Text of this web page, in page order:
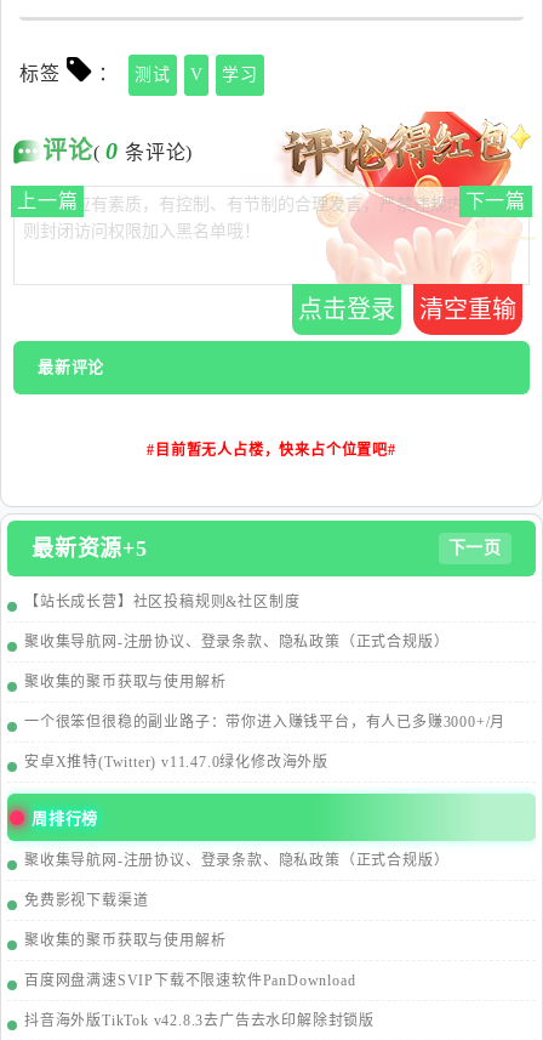
上一篇 下一篇
标签 ： 测试 V 学习
评论(0 条评论)
点击登录 清空重输
最新评论
#目前暂无人占楼，快来占个位置吧#
最新资源+5 下一页
【站长成长营】社区投稿规则&社区制度
聚收集导航网-注册协议、登录条款、隐私政策（正式合规版）
聚收集的聚币获取与使用解析
一个很笨但很稳的副业路子：带你进入赚钱平台，有人已多赚3000+/月
安卓X推特(Twitter) v11.47.0绿化修改海外版
周排行榜
聚收集导航网-注册协议、登录条款、隐私政策（正式合规版）
免费影视下载渠道
聚收集的聚币获取与使用解析
百度网盘满速SVIP下载不限速软件PanDownload
抖音海外版TikTok v42.8.3去广告去水印解除封锁版